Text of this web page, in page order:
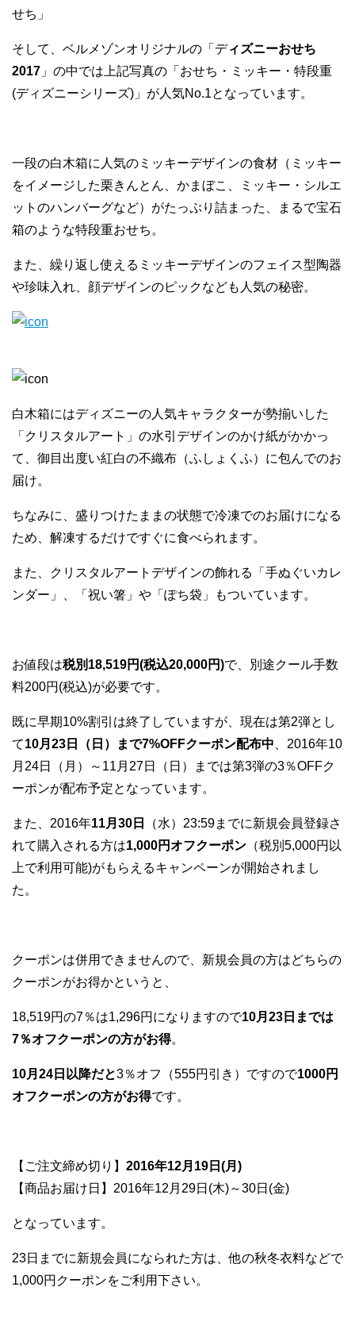
せち」
そして、ベルメゾンオリジナルの「ディズニーおせち
2017 」の中では上記写真の「おせち・ミッキー・特段重
(ディズニーシリーズ)」が人気No.1となっています。
一段の白木箱に人気のミッキーデザインの食材（ミッキー
をイメージした栗きんとん、かまぼこ、ミッキー・シルエ
ットのハンバーグなど）がたっぷり詰まった、まるで宝石
箱のような特段重おせち。
また、繰り返し使えるミッキーデザインのフェイス型陶器
や珍味入れ、顔デザインのピックなども人気の秘密。
白木箱にはディズニーの人気キャラクターが勢揃いした
「クリスタルアート」の水引デザインのかけ紙がかかっ
て、御目出度い紅白の不織布（ふしょくふ）に包んでのお
届け。
ちなみに、盛りつけたままの状態で冷凍でのお届けになる
ため、解凍するだけですぐに食べられます。
また、クリスタルアートデザインの飾れる「手ぬぐいカレ
ンダー」、「祝い箸」や「ぽち袋」もついています。
お値段は税別18,519円(税込20,000円)で、別途クール手数
料200円(税込)が必要です。
既に早期10%割引は終了していますが、現在は第2弾とし
て10月23日（日）まで7%OFFクーポン配布中 、2016年10
月24日（月）～11月27日（日）までは第3弾の3％OFFク
ーポンが配布予定となっています。
また、2016年11月30日
（水）23:59までに新規会員登録さ
れて購入される方は1,000円オフクーポン （税別5,000円以
上で利用可能)がもらえるキャンペーンが開始されまし
た。
クーポンは併用できませんので、新規会員の方はどちらの
クーポンがお得かというと、
18,519円の7％は1,296円になりますので10月23日までは
7％オフクーポンの方がお得。
10月24日以降だと3％オフ（555円引き）ですので1000円
オフクーポンの方がお得です。
【ご注文締め切り】 2016年12月19日(月)
【商品お届け日】2016年12月29日(木)～30日(金)
となっています。
23日までに新規会員になられた方は、他の秋冬衣料などで
1,000円クーポンをご利用下さい。